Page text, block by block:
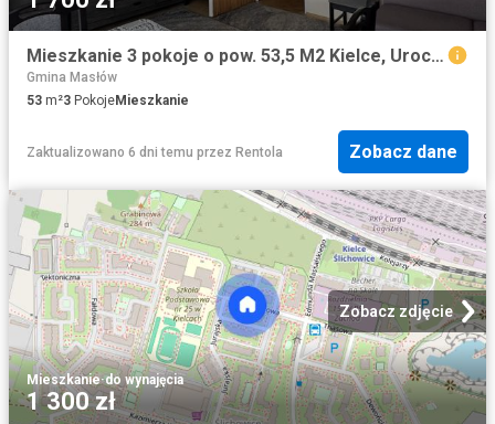
Mieszkanie 3 pokoje o pow. 53,5 M2 Kielce, Uroczysko
Gmina Masłów
53 m²3 PokojeMieszkanie
Zaktualizowano 6 dni temu przez Rentola Zobacz dane
Zobacz zdjęcie
Mieszkanie·do wynajęcia
1 300 zł